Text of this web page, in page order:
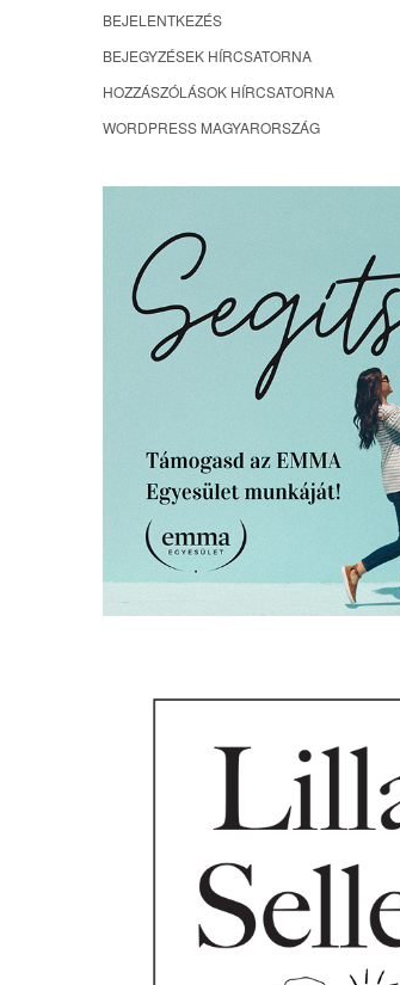
BEJELENTKEZÉS
BEJEGYZÉSEK HÍRCSATORNA
HOZZÁSZÓLÁSOK HÍRCSATORNA
WORDPRESS MAGYARORSZÁG